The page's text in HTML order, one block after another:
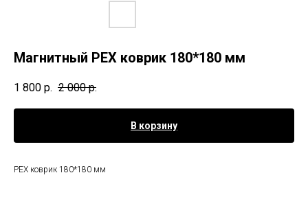
Магнитный PEX коврик 180*180 мм
1 800 р. 2 000 р.
В корзину
PEX коврик 180*180 мм